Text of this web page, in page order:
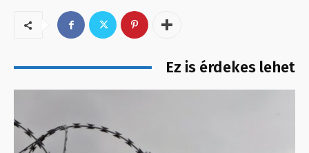
Ez is érdekes lehet